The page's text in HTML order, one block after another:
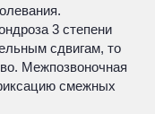
3 степени
сдвигам, то
Межпозвоночная
смежных